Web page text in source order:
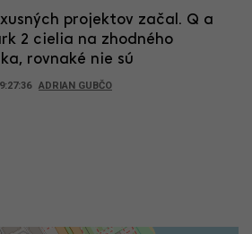
projektov začal. Q a
2 cielia na zhodného
rovnaké nie sú
ADRIAN GUBČO